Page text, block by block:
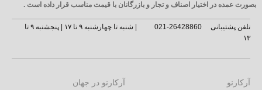
بصورت عمده در اختیار اصناف و تجار و بازرگانان با قیمت مناسب قرار داده است .
تلفن پشتیبانی 26428860-021
| شنبه تا چهارشنبه ۹ تا ۱۷ | پنجشنبه ۹ تا
۱۳
آرکارنو آرکارنو در جهان